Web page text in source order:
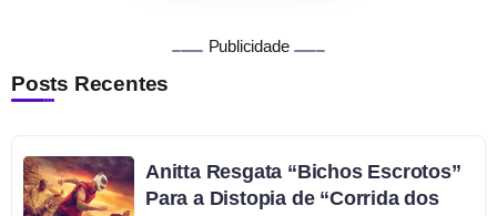
Publicidade
Posts Recentes
Anitta Resgata “Bichos Escrotos”
Para a Distopia de “Corrida dos